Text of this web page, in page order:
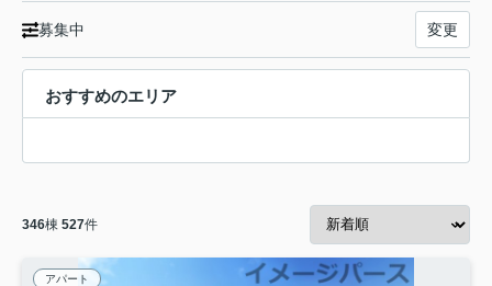
募集中 変更
おすすめのエリア
346棟 527件
アパート